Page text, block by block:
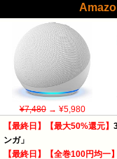
¥7,480→ ¥5,980
【最終日】【最大50%還元】
ンガ」
【最終日】【全巻100円均一】